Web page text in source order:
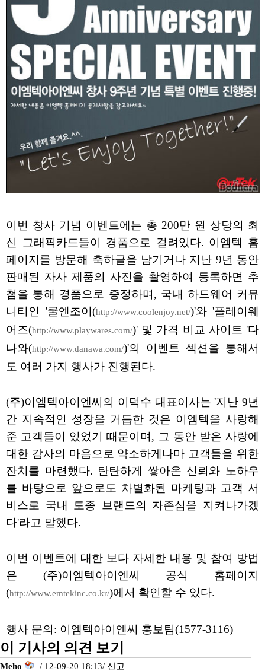
이번 창사 기념 이벤트에는 총 200만 원 상당의 최
신 그래픽카드들이 경품으로 걸려있다. 이엠텍 홈
페이지를 방문해 축하글을 남기거나 지난 9년 동안
판매된 자사 제품의 사진을 촬영하여 등록하면 추
첨을 통해 경품으로 증정하며, 국내 하드웨어 커뮤
니티인 '쿨엔조이(http://www.coolenjoy.net/)'와 '플레이웨
어즈(http://www.playwares.com/)' 및 가격 비교 사이트 '다
나와(http://www.danawa.com/)'의 이벤트 섹션을 통해서
도 여러 가지 행사가 진행된다.
(주)이엠텍아이엔씨의 이덕수 대표이사는 '지난 9년
간 지속적인 성장을 거듭한 것은 이엠텍을 사랑해
준 고객들이 있었기 때문이며, 그 동안 받은 사랑에
대한 감사의 마음으로 약소하게나마 고객들을 위한
잔치를 마련했다. 탄탄하게 쌓아온 신뢰와 노하우
를 바탕으로 앞으로도 차별화된 마케팅과 고객 서
비스로 국내 토종 브랜드의 자존심을 지켜나가겠
다'라고 말했다.
이번 이벤트에 대한 보다 자세한 내용 및 참여 방법
은 (주)이엠텍아이엔씨 공식 홈페이지
(http://www.emtekinc.co.kr/)에서 확인할 수 있다.
행사 문의: 이엠텍아이엔씨 홍보팀(1577-3116)
이 기사의 의견 보기
Meho / 12-09-20 18:13/ 신고